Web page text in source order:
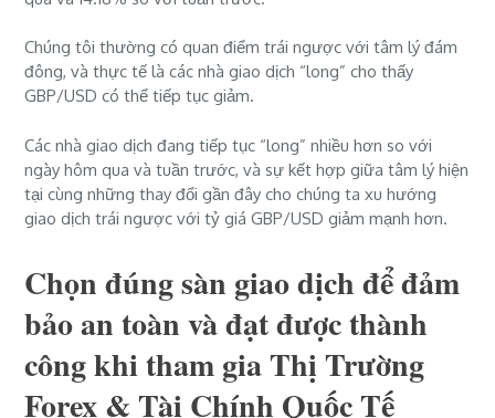
Chúng tôi thường có quan điểm trái ngược với tâm lý đám
đông, và thực tế là các nhà giao dịch “long” cho thấy
GBP/USD có thể tiếp tục giảm.
Các nhà giao dịch đang tiếp tục “long” nhiều hơn so với
ngày hôm qua và tuần trước, và sự kết hợp giữa tâm lý hiện
tại cùng những thay đổi gần đây cho chúng taxu hướng
giao dịch trái ngược với tỷ giá GBP/USD giảm mạnh hơn.
Chọn đúng sàn giao dịch để đảm
bảo an toàn và đạt được thành
công khi tham gia Thị Trường
Forex & Tài Chính Quốc Tế